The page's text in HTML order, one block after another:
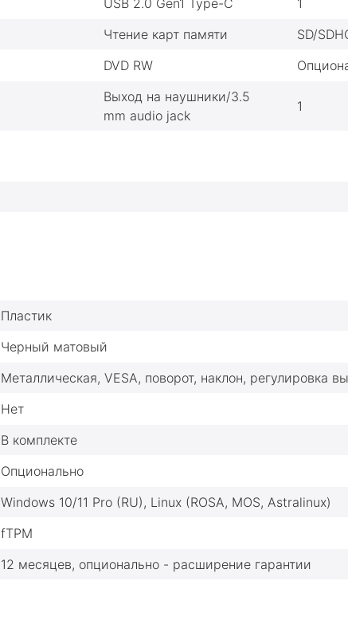
USB 2.0 Gen1 Type-C
1
Чтение карт памяти
SD/
DVD RW
Выход на наушники/3.5
mm audio jack
1
Пластик
Черный матовый
Металлическая, VESA, поворот, наклон, регулировка
Нет
В комплекте
Опционально
Windows 10/11 Pro (RU), Linux (ROSA, MOS, Astralinux)
fTPM
12 месяцев, опционально - расширение гарантии